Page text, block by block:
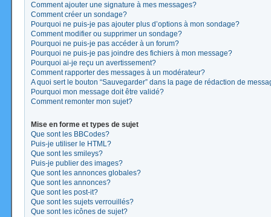
Comment ajouter une signature à mes messages?
Comment créer un sondage?
Pourquoi ne puis-je pas ajouter plus d’options à mon sondage?
Comment modifier ou supprimer un sondage?
Pourquoi ne puis-je pas accéder à un forum?
Pourquoi ne puis-je pas joindre des fichiers à mon message?
Pourquoi ai-je reçu un avertissement?
Comment rapporter des messages à un modérateur?
A quoi sert le bouton “Sauvegarder” dans la page de rédaction de
Pourquoi mon message doit être validé?
Comment remonter mon sujet?
Mise en forme et types de sujet
Que sont les BBCodes?
Puis-je utiliser le HTML?
Que sont les smileys?
Puis-je publier des images?
Que sont les annonces globales?
Que sont les annonces?
Que sont les post-it?
Que sont les sujets verrouillés?
Que sont les icônes de sujet?